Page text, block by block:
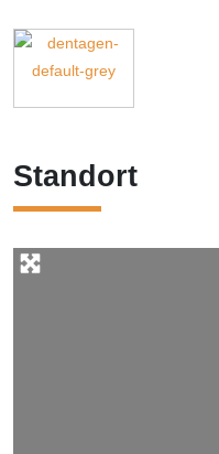
Standort